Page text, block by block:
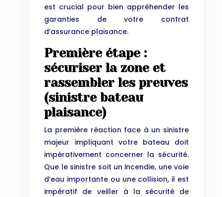
est crucial pour bien appréhender les
garanties de votre contrat
d’assurance plaisance.
Première étape :
sécuriser la zone et
rassembler les preuves
(sinistre bateau
plaisance)
La première réaction face à un sinistre
majeur impliquant votre bateau doit
impérativement concerner la sécurité.
Que le sinistre soit un incendie, une voie
d’eau importante ou une collision, il est
impératif de veiller à la sécurité de